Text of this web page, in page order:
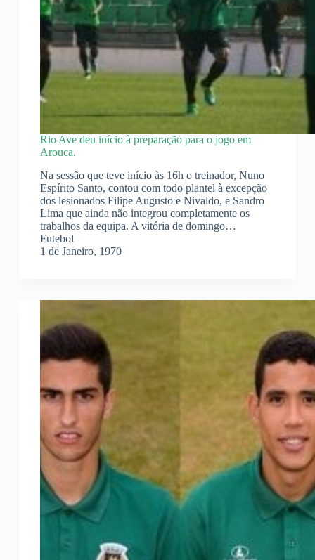
Rio Ave deu início à preparação para o jogo em
Arouca.
Na sessão que teve início às 16h o treinador, Nuno
Espírito Santo, contou com todo plantel à excepção
dos lesionados Filipe Augusto e Nivaldo, e Sandro
Lima que ainda não integrou completamente os
trabalhos da equipa. A vitória de domingo…
Futebol
1 de Janeiro, 1970